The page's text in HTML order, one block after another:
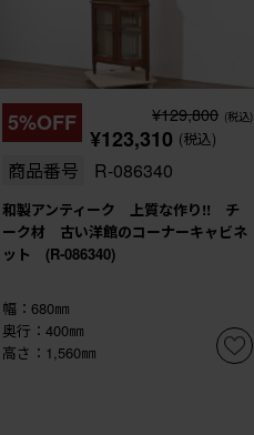
5%OFF ¥129,800 (税込)
¥123,310 (税込)
商品番号 R-086340
和製アンティーク 上質な作り!! チ
ーク材 古い洋館のコーナーキャビネ
ット (R-086340)
幅：680㎜
奥行：400㎜
高さ：1,560㎜